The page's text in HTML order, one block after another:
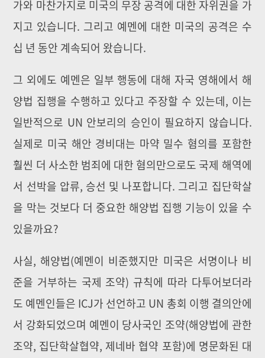
가와 마찬가지로 미국의 무장 공격에 대한 자위권을 가
지고 있습니다. 그리고 예멘에 대한 미국의 공격은 수
십 년 동안 계속되어 왔습니다.
그 외에도 예멘은 일부 행동에 대해 자국 영해에서 해
양법 집행을 수행하고 있다고 주장할 수 있는데, 이는
일반적으로 UN 안보리의 승인이 필요하지 않습니다.
실제로 미국 해안 경비대는 마약 밀수 혐의를 포함한
훨씬 더 사소한 범죄에 대한 혐의만으로도 국제 해역에
서 선박을 압류, 승선 및 나포합니다. 그리고 집단학살
을 막는 것보다 더 중요한 해양법 집행 기능이 있을 수
있을까요?
사실, 해양법(예멘이 비준했지만 미국은 서명이나 비
준을 거부하는 국제 조약) 규칙에 따라 다투어보더라
도 예멘인들은 ICJ가 선언하고 UN 총회 이행 결의안에
서 강화되었으며 예멘이 당사국인 조약(해양법에 관한
조약, 집단학살협약, 제네바 협약 포함)에 명문화된 대